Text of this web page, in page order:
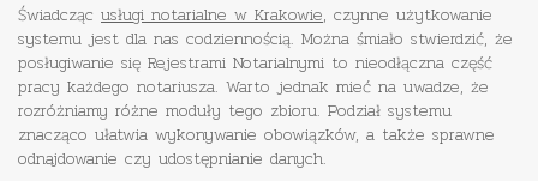
Świadcząc usługi notarialne w Krakowie, czynne użytkowanie
systemu jest dla nas codziennością. Można śmiało stwierdzić, że
posługiwanie się Rejestrami Notarialnymi to nieodłączna część
pracy każdego notariusza. Warto jednak mieć na uwadze, że
rozróżniamy różne moduły tego zbioru. Podział systemu
znacząco ułatwia wykonywanie obowiązków, a także sprawne
odnajdowanie czy udostępnianie danych.